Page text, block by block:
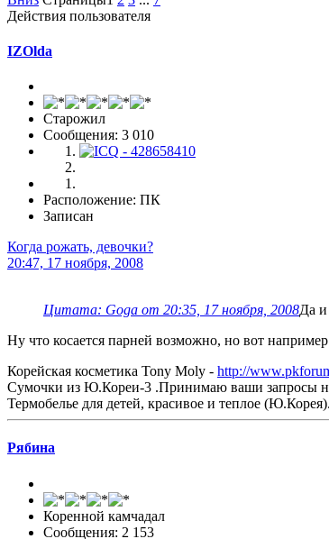
Действия пользователя
IZOlda
Старожил
Сообщения: 3 010
Расположение: ПК
Записан
Когда рожать, девочки?
20:47, 17 ноября, 2008
Цитата: Goga от 20:35, 17 ноября, 2008Да и
Ну что косается парней возможно, но вот
Корейская косметика Tony Moly - http://
Сумочки из Ю.Кореи-3 .Принимаю ваши запросы
Термобелье для детей, красивое и теплое
Рябина
Коренной камчадал
Сообщения: 2 153